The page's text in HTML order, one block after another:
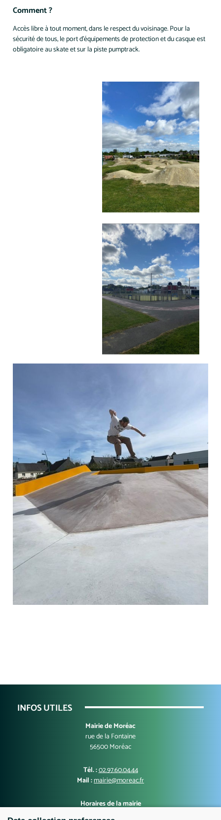
Comment ?
Accès libre à tout moment, dans le respect du voisinage. Pour la
sécurité de tous, le port d'équipements de protection et du casque est
obligatoire au skate et sur la piste pumptrack.
INFOS UTILES
Mairie de Moréac
rue de la Fontaine
56500 Moréac
Tél. :02.97.60.04.44
Mail :mairie@moreac.fr
Horaires de la mairie